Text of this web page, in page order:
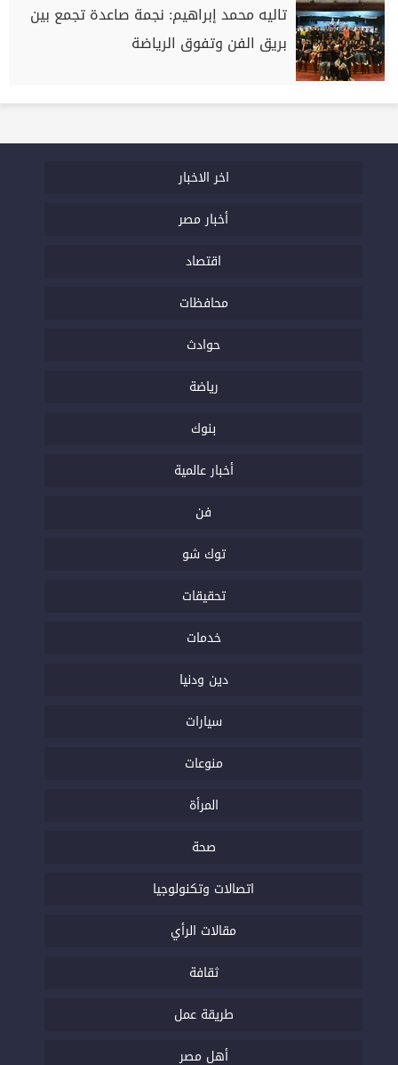
تاليه محمد إبراهيم: نجمة صاعدة تجمع بين
بريق الفن وتفوق الرياضة
اخر الاخبار
أخبار مصر
اقتصاد
محافظات
حوادث
رياضة
بنوك
أخبار عالمية
فن
توك شو
تحقيقات
خدمات
دين ودنيا
سيارات
منوعات
المرأة
صحة
اتصالات وتكنولوجيا
مقالات الرأي
ثقافة
طريقة عمل
أهل مصر